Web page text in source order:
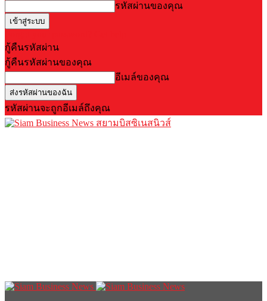
รหัสผ่านของคุณ
กู้คืนรหัสผ่าน
กู้คืนรหัสผ่านของคุณ
อีเมล์ของคุณ
รหัสผ่านจะถูกอีเมล์ถึงคุณ
สยามบิสซิเนสนิวส์